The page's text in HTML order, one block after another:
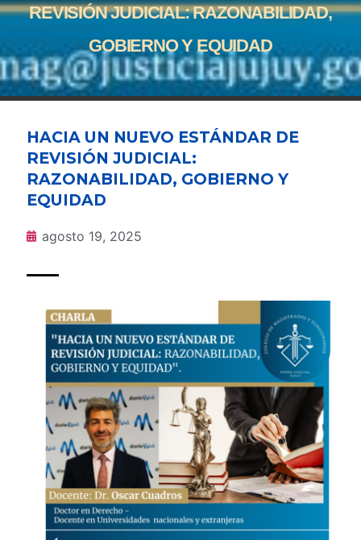
REVISIÓN JUDICIAL: RAZONABILIDAD,
GOBIERNO Y EQUIDAD
HACIA UN NUEVO ESTÁNDAR DE
REVISIÓN JUDICIAL:
RAZONABILIDAD, GOBIERNO Y
EQUIDAD
agosto 19, 2025